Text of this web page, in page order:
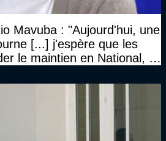
Mavuba : "Aujourd'hui, une
[...] j'espère que les
le maintien en National, et